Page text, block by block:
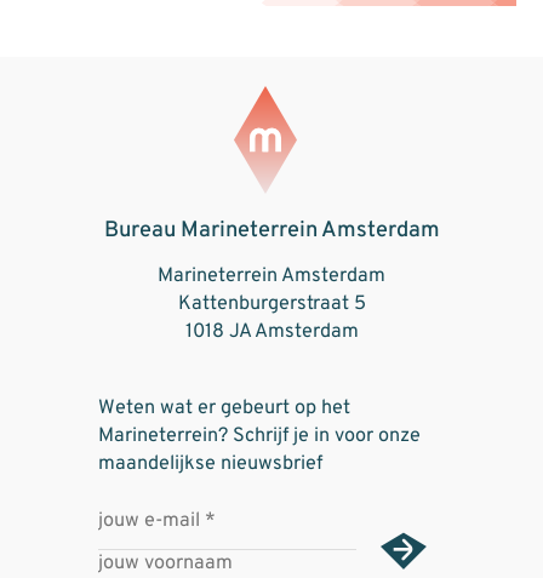
Bureau Marineterrein Amsterdam
Marineterrein Amsterdam
Kattenburgerstraat 5
1018 JA Amsterdam
Weten wat er gebeurt op het
Marineterrein? Schrijf je in voor onze
maandelijkse nieuwsbrief